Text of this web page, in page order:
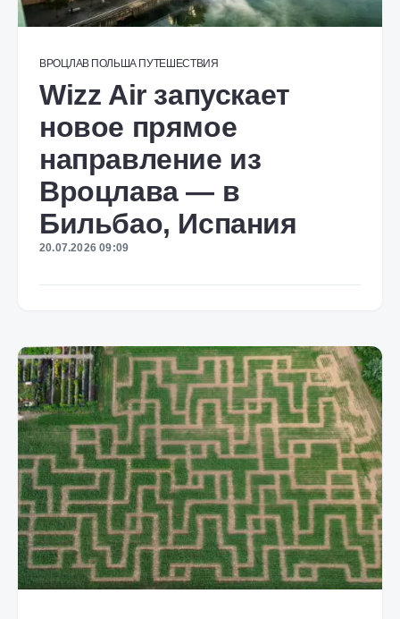
ВРОЦЛАВ ПОЛЬША ПУТЕШЕСТВИЯ
Wizz Air запускает
новое прямое
направление из
Вроцлава — в
Бильбао, Испания
20.07.2026 09:09